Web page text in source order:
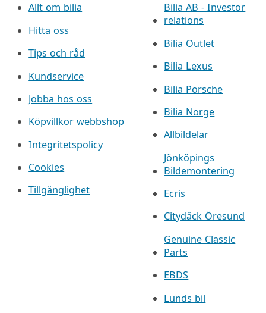
Allt om bilia
Hitta oss
Tips och råd
Kundservice
Jobba hos oss
Köpvillkor webbshop
Integritetspolicy
Cookies
Tillgänglighet
Bilia AB - Investor
relations
Bilia Outlet
Bilia Lexus
Bilia Porsche
Bilia Norge
Allbildelar
Jönköpings
Bildemontering
Ecris
Citydäck Öresund
Genuine Classic
Parts
EBDS
Lunds bil